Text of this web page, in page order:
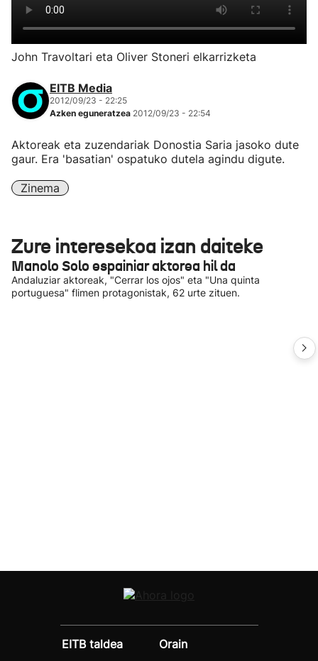
John Travoltari eta Oliver Stoneri elkarrizketa
EITB Media
2012/09/23 - 22:25
Azken eguneratzea 2012/09/23 - 22:54
Aktoreak eta zuzendariak Donostia Saria jasoko dute
gaur. Era 'basatian' ospatuko dutela agindu digute.
Zinema
Zure interesekoa izan daiteke
Manolo Solo espainiar aktorea hil da
Andaluziar aktoreak, "Cerrar los ojos" eta "Una quinta
portuguesa" flimen protagonistak, 62 urte zituen.
EITB taldea
Orain